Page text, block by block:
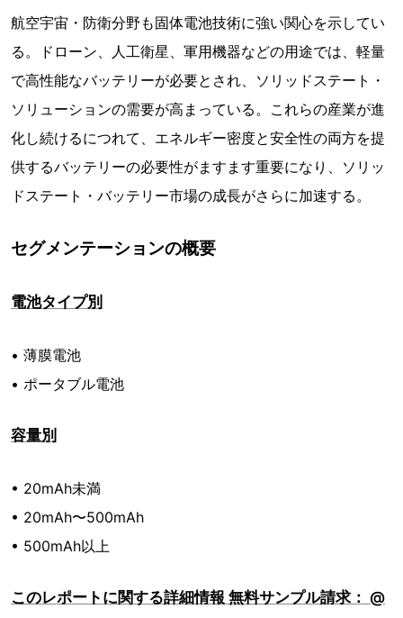
航空宇宙・防衛分野も固体電池技術に強い関心を示してい
る。ドローン、人工衛星、軍用機器などの用途では、軽量
で高性能なバッテリーが必要とされ、ソリッドステート・
ソリューションの需要が高まっている。これらの産業が進
化し続けるにつれて、エネルギー密度と安全性の両方を提
供するバッテリーの必要性がますます重要になり、ソリッ
ドステート・バッテリー市場の成長がさらに加速する。
セグメンテーションの概要
電池タイプ別
• 薄膜電池
• ポータブル電池
容量別
• 20mAh未満
• 20mAh〜500mAh
• 500mAh以上
このレポートに関する詳細情報 無料サンプル請求： @